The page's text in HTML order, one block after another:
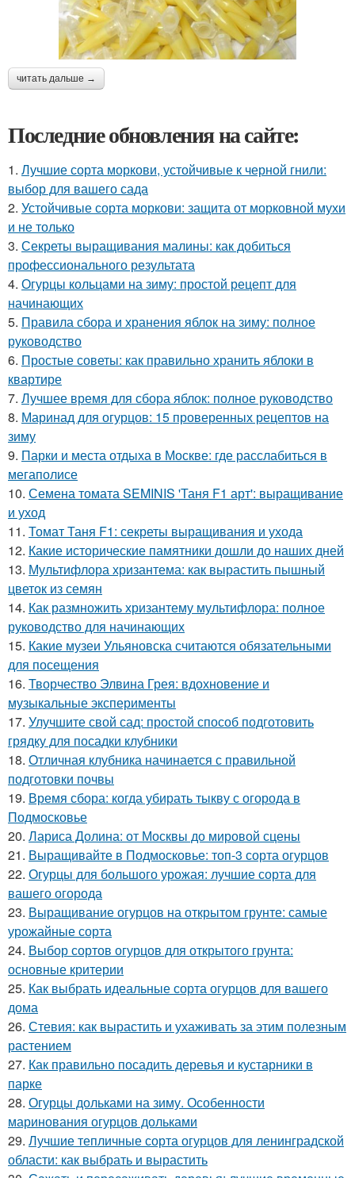
читать дальше →
Последние обновления на сайте:
1. Лучшие сорта моркови, устойчивые к черной гнили:
выбор для вашего сада
2. Устойчивые сорта моркови: защита от морковной мухи
и не только
3. Секреты выращивания малины: как добиться
профессионального результата
4. Огурцы кольцами на зиму: простой рецепт для
начинающих
5. Правила сбора и хранения яблок на зиму: полное
руководство
6. Простые советы: как правильно хранить яблоки в
квартире
7. Лучшее время для сбора яблок: полное руководство
8. Маринад для огурцов: 15 проверенных рецептов на
зиму
9. Парки и места отдыха в Москве: где расслабиться в
мегаполисе
10. Семена томата SEMINIS 'Таня F1 арт': выращивание
и уход
11. Томат Таня F1: секреты выращивания и ухода
12. Какие исторические памятники дошли до наших дней
13. Мультифлора хризантема: как вырастить пышный
цветок из семян
14. Как размножить хризантему мультифлора: полное
руководство для начинающих
15. Какие музеи Ульяновска считаются обязательными
для посещения
16. Творчество Элвина Грея: вдохновение и
музыкальные эксперименты
17. Улучшите свой сад: простой способ подготовить
грядку для посадки клубники
18. Отличная клубника начинается с правильной
подготовки почвы
19. Время сбора: когда убирать тыкву с огорода в
Подмосковье
20. Лариса Долина: от Москвы до мировой сцены
21. Выращивайте в Подмосковье: топ-3 сорта огурцов
22. Огурцы для большого урожая: лучшие сорта для
вашего огорода
23. Выращивание огурцов на открытом грунте: самые
урожайные сорта
24. Выбор сортов огурцов для открытого грунта:
основные критерии
25. Как выбрать идеальные сорта огурцов для вашего
дома
26. Стевия: как вырастить и ухаживать за этим полезным
растением
27. Как правильно посадить деревья и кустарники в
парке
28. Огурцы дольками на зиму. Особенности
маринования огурцов дольками
29. Лучшие тепличные сорта огурцов для ленинградской
области: как выбрать и вырастить